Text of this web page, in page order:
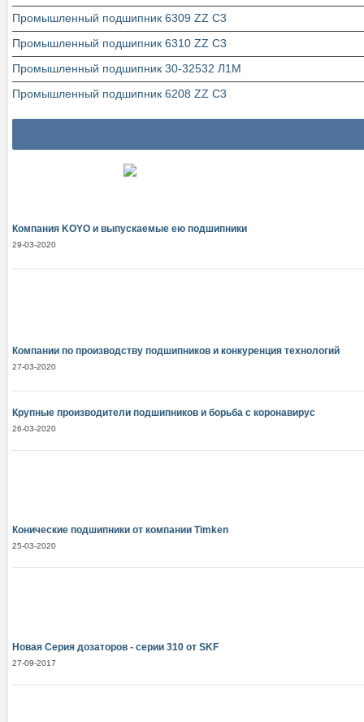
Промышленный подшипник 6309 ZZ C3
Промышленный подшипник 6310 ZZ C3
Промышленный подшипник 30-32532 Л1М
Промышленный подшипник 6208 ZZ C3
Компания KOYO и выпускаемые ею подшипники
29-03-2020
Компании по производству подшипников и конкуренция технологий
27-03-2020
Крупные производители подшипников и борьба с коронавирус
26-03-2020
Конические подшипники от компании Тimken
25-03-2020
Новая Серия дозаторов - серии 310 от SKF
27-09-2017